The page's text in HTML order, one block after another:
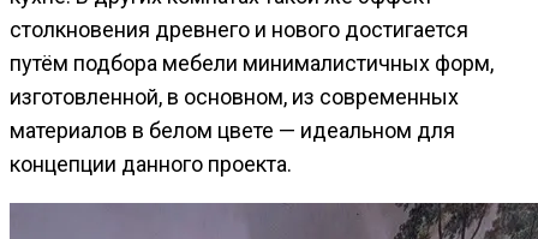
столкновения древнего и нового достигается
путём подбора мебели минималистичных форм,
изготовленной, в основном, из современных
материалов в белом цвете — идеальном для
концепции данного проекта.